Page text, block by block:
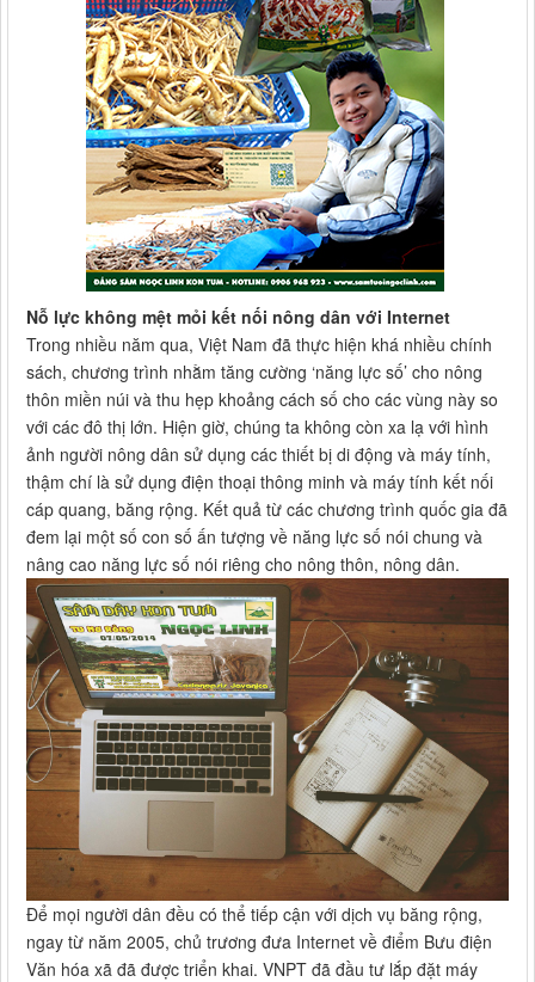
Nỗ lực không mệt mỏi kết nối nông dân với Internet
Trong nhiều năm qua, Việt Nam đã thực hiện khá nhiều chính
sách, chương trình nhằm tăng cường ‘năng lực số’ cho nông
thôn miền núi và thu hẹp khoảng cách số cho các vùng này so
với các đô thị lớn. Hiện giờ, chúng ta không còn xa lạ với hình
ảnh người nông dân sử dụng các thiết bị di động và máy tính,
thậm chí là sử dụng điện thoại thông minh và máy tính kết nối
cáp quang, băng rộng. Kết quả từ các chương trình quốc gia đã
đem lại một số con số ấn tượng về năng lực số nói chung và
nâng cao năng lực số nói riêng cho nông thôn, nông dân.
Để mọi người dân đều có thể tiếp cận với dịch vụ băng rộng,
ngay từ năm 2005, chủ trương đưa Internet về điểm Bưu điện
Văn hóa xã đã được triển khai. VNPT đã đầu tư lắp đặt máy